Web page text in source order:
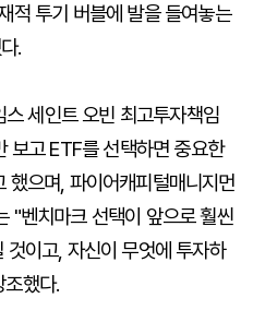
적 투기 버블에 발을 들여놓는
.
세인트 오빈 최고투자책임
보고 ETF를 선택하면 중요한
했으며, 파이어캐피털매니지먼
"벤치마크 선택이 앞으로 훨씬
이고, 자신이 무엇에 투자하
했다.